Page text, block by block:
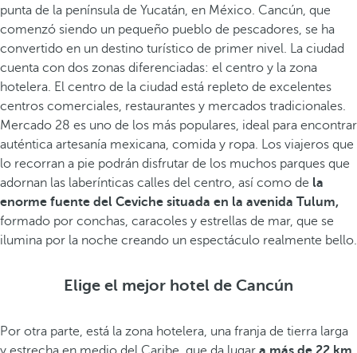
punta de la península de Yucatán, en México. Cancún, que
comenzó siendo un pequeño pueblo de pescadores, se ha
convertido en un destino turístico de primer nivel. La ciudad
cuenta con dos zonas diferenciadas: el centro y la zona
hotelera. El centro de la ciudad está repleto de excelentes
centros comerciales, restaurantes y mercados tradicionales.
Mercado 28 es uno de los más populares, ideal para encontrar
auténtica artesanía mexicana, comida y ropa. Los viajeros que
lo recorran a pie podrán disfrutar de los muchos parques que
adornan las laberínticas calles del centro, así como de la
enorme fuente del Ceviche situada en la avenida Tulum,
formado por conchas, caracoles y estrellas de mar, que se
ilumina por la noche creando un espectáculo realmente bello.
Elige el mejor hotel de Cancún
Por otra parte, está la zona hotelera, una franja de tierra larga